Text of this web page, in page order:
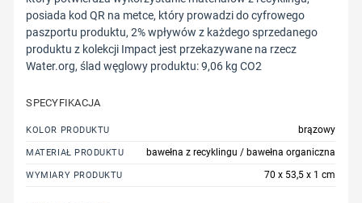
posiada kod QR na metce, który prowadzi do cyfrowego
paszportu produktu, 2% wpływów z każdego sprzedanego
produktu z kolekcji Impact jest przekazywane na rzecz
Water.org, ślad węglowy produktu: 9,06 kg CO2
SPECYFIKACJA
KOLOR PRODUKTU brązowy
MATERIAŁ PRODUKTU bawełna z recyklingu / bawełna organiczna
WYMIARY PRODUKTU 70 x 53,5 x 1 cm